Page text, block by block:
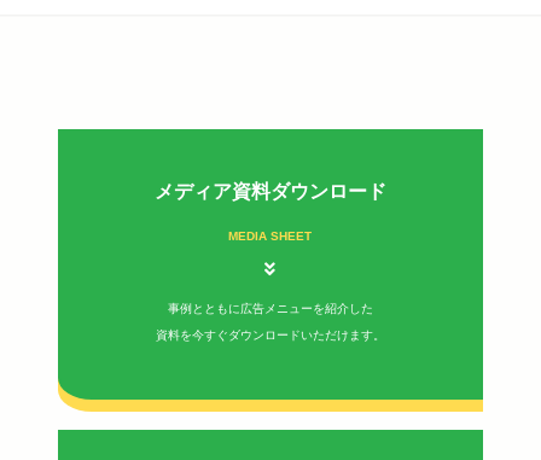
メディア資料ダウンロード
MEDIA SHEET
事例とともに広告メニューを紹介した
資料を今すぐダウンロードいただけます。